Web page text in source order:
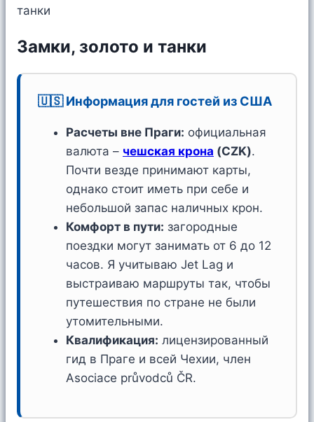
танки
Замки, золото и танки
🇺🇸 Информация для гостей из США
Расчеты вне Праги: официальная
валюта – чешская крона (CZK).
Почти везде принимают карты,
однако стоит иметь при себе и
небольшой запас наличных крон.
Комфорт в пути: загородные
поездки могут занимать от 6 до 12
часов. Я учитываю Jet Lag и
выстраиваю маршруты так, чтобы
путешествия по стране не были
утомительными.
Квалификация: лицензированный
гид в Праге и всей Чехии, член
Asociace průvodců ČR.